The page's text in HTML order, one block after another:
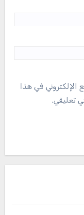
الإلكتروني في هذا
تعليقي.